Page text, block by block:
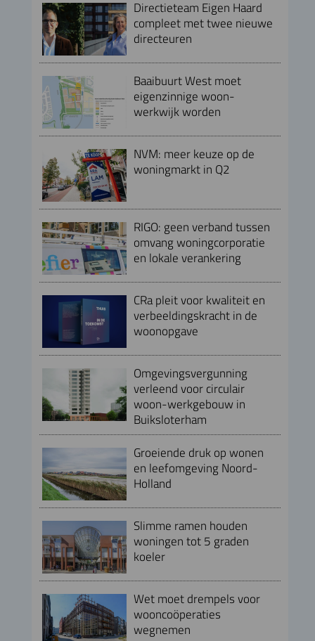
Directieteam Eigen Haard
compleet met twee nieuwe
directeuren
Baaibuurt West moet
eigenzinnige woon-
werkwijk worden
NVM: meer keuze op de
woningmarkt in Q2
RIGO: geen verband tussen
omvang woningcorporatie
en lokale verankering
CRa pleit voor kwaliteit en
verbeeldingskracht in de
woonopgave
Omgevingsvergunning
verleend voor circulair
woon-werkgebouw in
Buiksloterham
Groeiende druk op wonen
en leefomgeving Noord-
Holland
Slimme ramen houden
woningen tot 5 graden
koeler
Wet moet drempels voor
wooncoöperaties
wegnemen